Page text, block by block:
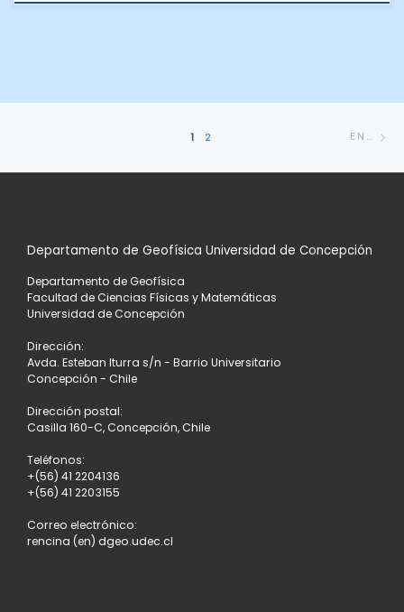
entradas
1 2 ENTRADAS ANTERIORES
Departamento de Geofísica Universidad de Concepción
Departamento de Geofísica
Facultad de Ciencias Físicas y Matemáticas
Universidad de Concepción
Dirección:
Avda. Esteban Iturra s/n - Barrio Universitario
Concepción - Chile
Dirección postal:
Casilla 160-C, Concepción, Chile
Teléfonos:
+(56) 41 2204136
+(56) 41 2203155
Correo electrónico:
rencina (en) dgeo.udec.cl